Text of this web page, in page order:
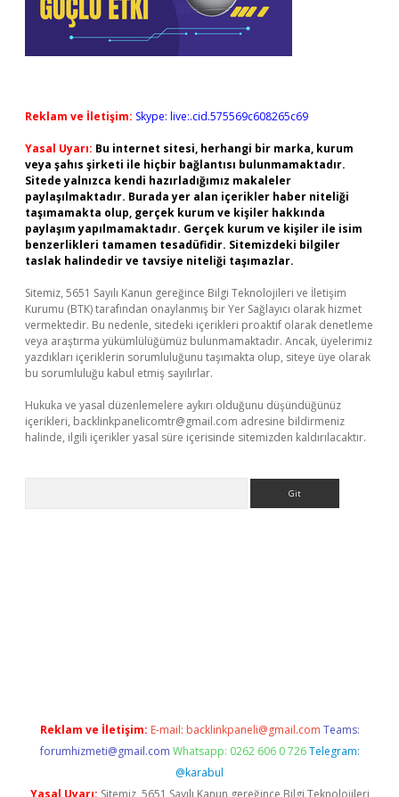
Reklam ve İletişim: Skype: live:.cid.575569c608265c69
Yasal Uyarı: Bu internet sitesi, herhangi bir marka, kurum
veya şahıs şirketi ile hiçbir bağlantısı bulunmamaktadır.
Sitede yalnızca kendi hazırladığımız makaleler
paylaşılmaktadır. Burada yer alan içerikler haber niteliği
taşımamakta olup, gerçek kurum ve kişiler hakkında
paylaşım yapılmamaktadır. Gerçek kurum ve kişiler ile isim
benzerlikleri tamamen tesadüfidir. Sitemizdeki bilgiler
taslak halindedir ve tavsiye niteliği taşımazlar.
Sitemiz, 5651 Sayılı Kanun gereğince Bilgi Teknolojileri ve İletişim
Kurumu (BTK) tarafından onaylanmış bir Yer Sağlayıcı olarak hizmet
vermektedir. Bu nedenle, sitedeki içerikleri proaktif olarak denetleme
veya araştırma yükümlülüğümüz bulunmamaktadır. Ancak, üyelerimiz
yazdıkları içeriklerin sorumluluğunu taşımakta olup, siteye üye olarak
bu sorumluluğu kabul etmiş sayılırlar.
Hukuka ve yasal düzenlemelere aykırı olduğunu düşündüğünüz
içerikleri, backlinkpanelicomtr@gmail.com adresine bildirmeniz
halinde, ilgili içerikler yasal süre içerisinde sitemizden kaldırılacaktır.
Reklam ve İletişim: E-mail: backlinkpaneli@gmail.com Teams:
forumhizmeti@gmail.com Whatsapp: 0262 606 0 726 Telegram:
@karabul
Yasal Uyarı: Sitemiz, 5651 Sayılı Kanun gereğince Bilgi Teknolojileri